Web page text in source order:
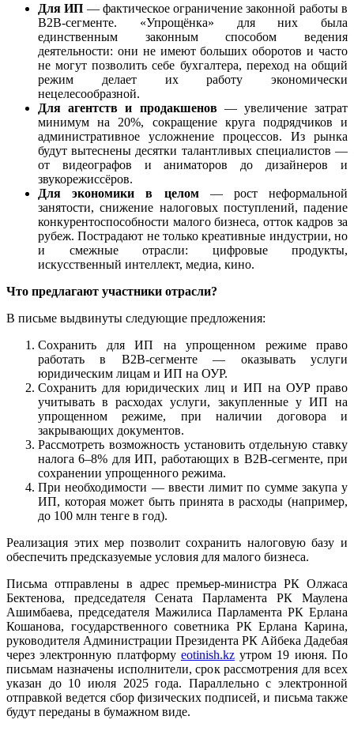
Для ИП — фактическое ограничение законной работы в
B2B-сегменте. «Упрощёнка» для них была
единственным законным способом ведения
деятельности: они не имеют больших оборотов и часто
не могут позволить себе бухгалтера, переход на общий
режим делает их работу экономически
нецелесообразной.
Для агентств и продакшенов— увеличение затрат
минимум на 20%, сокращение круга подрядчиков и
административное усложнение процессов. Из рынка
будут вытеснены десятки талантливых специалистов —
от видеографов и аниматоров до дизайнеров и
звукорежиссёров.
Для экономики в целом— рост неформальной
занятости, снижение налоговых поступлений, падение
конкурентоспособности малого бизнеса, отток кадров за
рубеж. Пострадают не только креативные индустрии, но
и смежные отрасли: цифровые продукты,
искусственный интеллект, медиа, кино.
Что предлагают участники отрасли?
В письме выдвинуты следующие предложения:
Сохранить для ИП на упрощенном режиме право
работать в B2B-сегменте — оказывать услуги
юридическим лицам и ИП на ОУР.
Сохранить для юридических лиц и ИП на ОУР право
учитывать в расходах услуги, закупленные у ИП на
упрощенном режиме, при наличии договора и
закрывающих документов.
Рассмотреть возможность установить отдельную ставку
налога 6–8% для ИП, работающих в B2B-сегменте, при
сохранении упрощенного режима.
При необходимости — ввести лимит по сумме закупа у
ИП, которая может быть принята в расходы (например,
до 100 млн тенге в год).
Реализация этих мер позволит сохранить налоговую базу и
обеспечить предсказуемые условия для малого бизнеса.
Письма отправлены в адрес премьер-министра РК Олжаса
Бектенова, председателя Сената Парламента РК Маулена
Ашимбаева, председателя Мажилиса Парламента РК Ерлана
Кошанова, государственного советника РК Ерлана Карина,
руководителя Администрации Президента РК Айбека Дадебая
через электронную платформу eotinish.kzутром 19 июня. По
письмам назначены исполнители, срок рассмотрения для всех
указан до 10 июля 2025 года. Параллельно с электронной
отправкой ведется сбор физических подписей, и письма также
будут переданы в бумажном виде.